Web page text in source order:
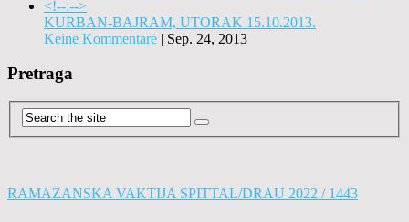
KURBAN-BAJRAM, UTORAK 15.10.2013.
Keine Kommentare | Sep. 24, 2013
Pretraga
RAMAZANSKA VAKTIJA SPITTAL/DRAU 2022 / 1443